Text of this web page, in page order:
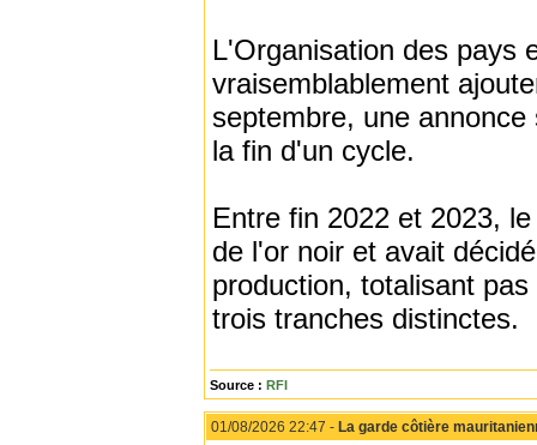
L'Organisation des pays
vraisemblablement
septembre, une
la fin d'un cycle.
Entre fin 2022 et 2023,
de l'or noir et avait
production, totalisant
trois tranches distinctes.
Source : RFI
01/08/2026 22:47 - La garde côtière